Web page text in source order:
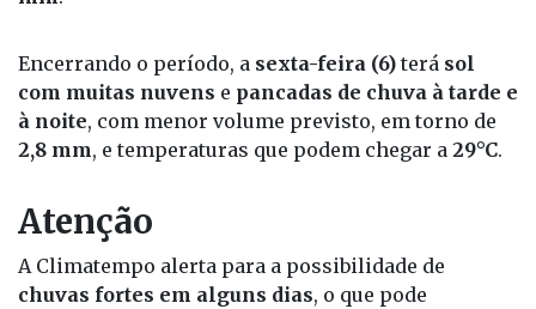
Encerrando o período, a sexta-feira (6) terá sol
com muitas nuvens e pancadas de chuva à tarde e
à noite, com menor volume previsto, em torno de
2,8 mm, e temperaturas que podem chegar a 29°C.
Atenção
A Climatempo alerta para a possibilidade de
chuvas fortes em alguns dias, o que pode